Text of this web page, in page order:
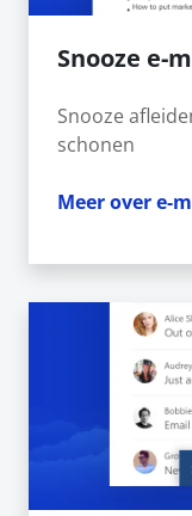
Snooze e-
Snooze
schonen
Meer over e-